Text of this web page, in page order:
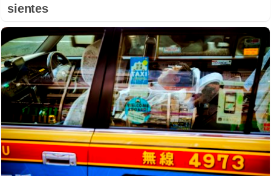
sientes